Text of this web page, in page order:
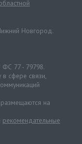
Новгород.
77 - 79798.
сфере связи,
на
рекомендательные